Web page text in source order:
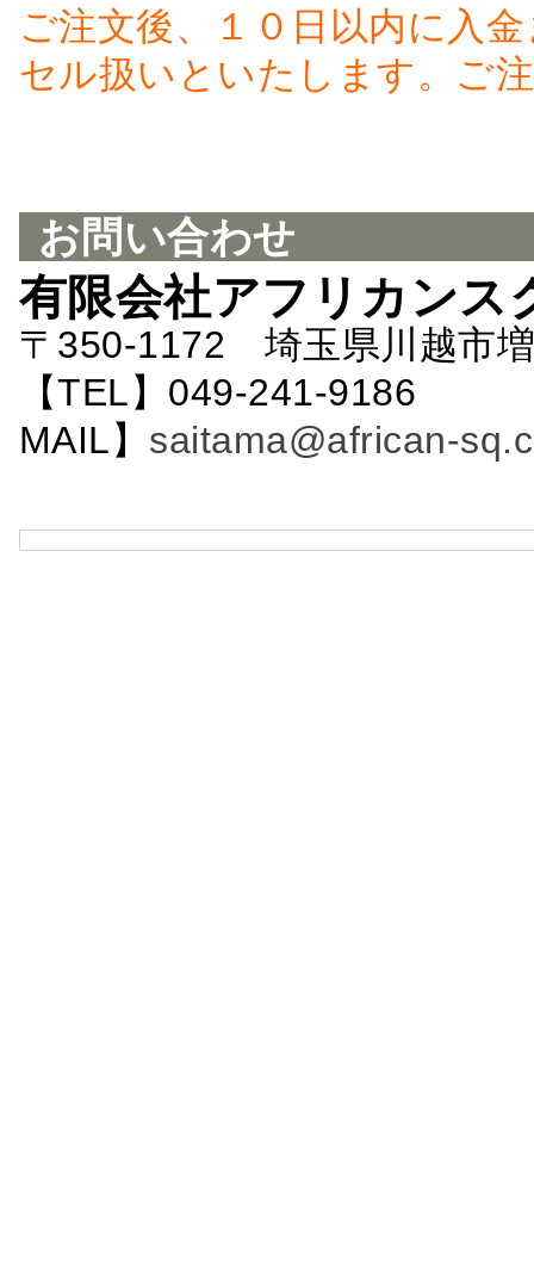
ご注文後、１０日以内に入
セル扱いといたします。ご
お問い合わせ
有限会社アフリカンス
〒350-1172 埼玉県川越市
【TEL】049-241-
MAIL】 saitama@african-